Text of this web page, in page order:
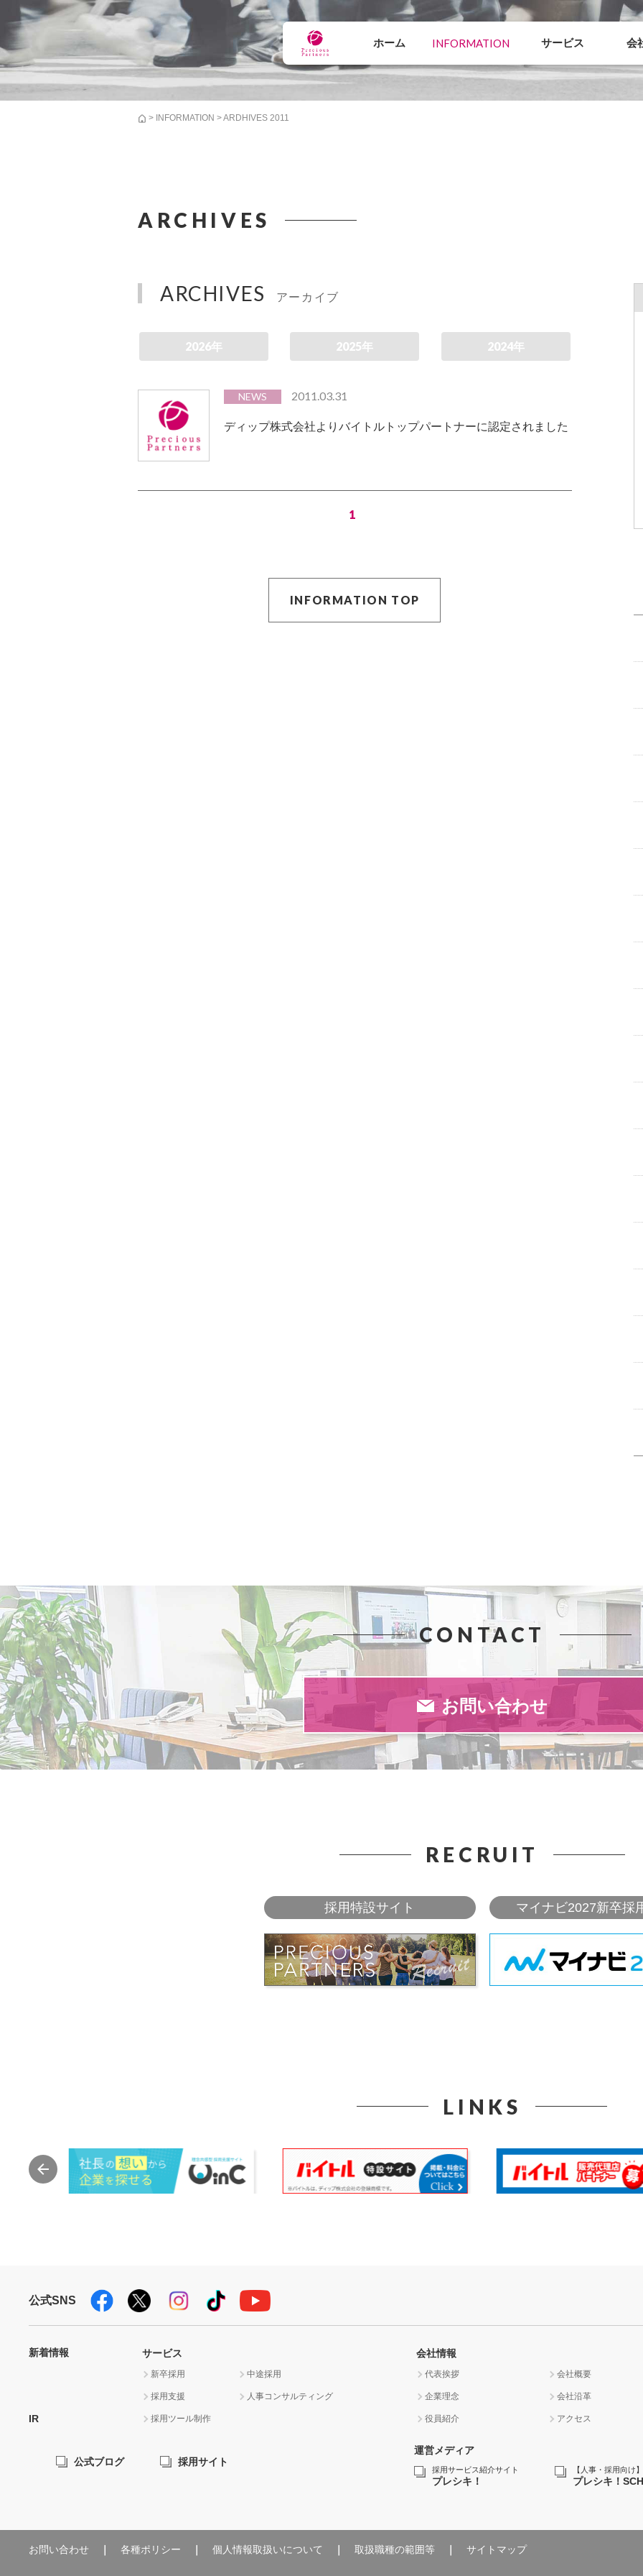
ホーム INFORMATION サービス 会
> INFORMATION > ARDHIVES 2011
ARCHIVES
ARCHIVES アーカイブ
2026年 2025年 2024年
NEWS 2011.03.31
ディップ株式会社よりバイトルトップパートナーに認定されました
1
INFORMATION TOP
CONTACT
お問い合わせ
お問い合わせ
RECRUIT
採用特設サイト マイナビ2027新卒採
LINKS
公式SNS
新着情報
IR
サービス
新卒採用 中途採用
採用支援 人事コンサルティング
採用ツール制作
会社情報
代表挨拶 会社概要
企業理念 会社沿革
役員紹介 アクセス
公式ブログ 採用サイト
運営メディア
採用サービス紹介サイト
プレシキ！
【人事・採用向け
プレシキ！
お問い合わせ 各種ポリシー 個人情報取扱いについて 取扱職種の範囲等 サイトマップ